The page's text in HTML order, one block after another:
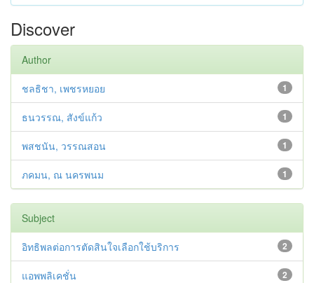
Discover
Author
1
ชลธิชา, เพชรหยอย
1
ธนวรรณ, สังข์แก้ว
1
พสชนัน, วรรณสอน
1
ภคมน, ณ นครพนม
Subject
2
อิทธิพลต่อการตัดสินใจเลือกใช้บริการ
2
แอพพลิเคชั่น